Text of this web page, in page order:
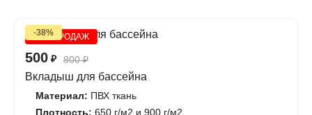
ХИТ ПРОДАЖ
-38%
500 ₽ 800₽
Вкладыш для бассейна
Материал: ПВХ ткань
Плотность: 650 г/м2 и 900 г/м2